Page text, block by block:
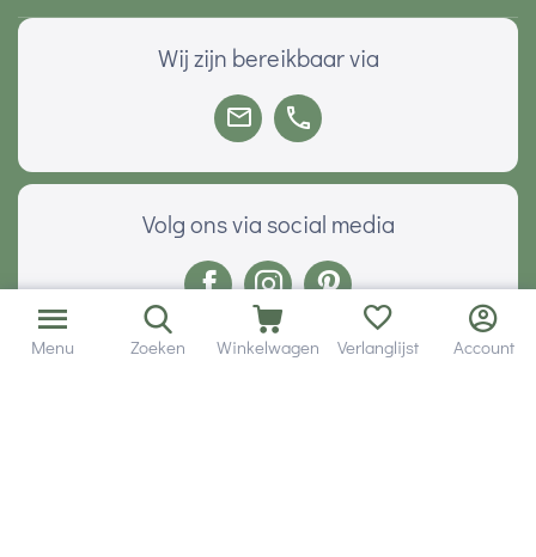
Wij zijn bereikbaar via
Volg ons via social media
Menu Zoeken Winkelwagen Verlanglijst Account